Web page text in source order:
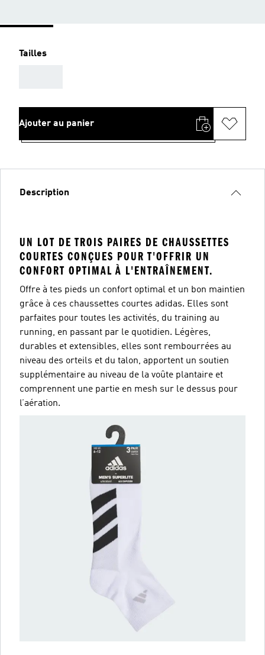
Tailles
Ajouter au panier
Description
UN LOT DE TROIS PAIRES DE CHAUSSETTES
COURTES CONÇUES POUR T'OFFRIR UN
CONFORT OPTIMAL À L'ENTRAÎNEMENT.
Offre à tes pieds un confort optimal et un bon maintien
grâce à ces chaussettes courtes adidas. Elles sont
parfaites pour toutes les activités, du training au
running, en passant par le quotidien. Légères,
durables et extensibles, elles sont rembourrées au
niveau des orteils et du talon, apportent un soutien
supplémentaire au niveau de la voûte plantaire et
comprennent une partie en mesh sur le dessus pour
l’aération.